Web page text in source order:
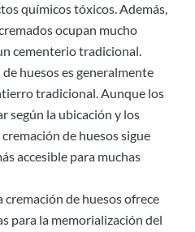
químicos tóxicos. Además,
ocupan mucho
cementerio tradicional.
huesos es generalmente
tradicional. Aunque los
según la ubicación y los
de huesos sigue
accesible para muchas
cremación de huesos ofrece
para la memorialización del